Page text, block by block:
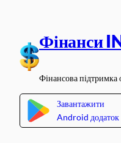
вмісту
Фінанси
Фінансова підтримка
Завантажити
Android додаток